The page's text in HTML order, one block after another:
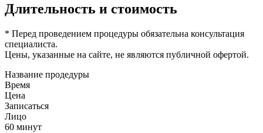
Длительность и стоимость
* Перед проведением процедуры обязательна консультация
специалиста.
Цены, указанные на сайте, не являются публичной офертой.
Название продедуры
Время
Цена
Записаться
Лицо
60 минут